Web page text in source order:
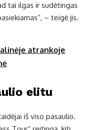
tai ilgas ir sudėtingas
– teigė jis.
atrankoje
elitu
iš viso pasaulio.